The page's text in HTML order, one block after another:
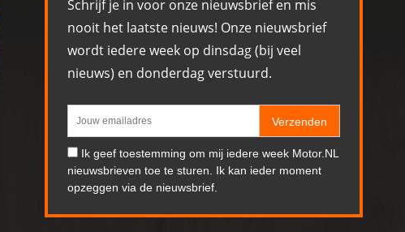
Schrijf je in voor onze nieuwsbrief en mis
nooit het laatste nieuws! Onze nieuwsbrief
wordt iedere week op dinsdag (bij veel
nieuws) en donderdag verstuurd.
Verzenden
Ik geef toestemming om mij iedere week Motor.NL
nieuwsbrieven toe te sturen. Ik kan ieder moment
opzeggen via de nieuwsbrief.